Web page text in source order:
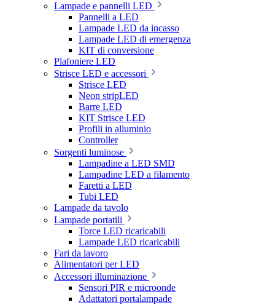
Lampade e pannelli LED
Pannelli a LED
Lampade LED da incasso
Lampade LED di emergenza
KIT di conversione
Plafoniere LED
Strisce LED e accessori
Strisce LED
Neon stripLED
Barre LED
KIT Strisce LED
Profili in alluminio
Controller
Sorgenti luminose
Lampadine a LED SMD
Lampadine LED a filamento
Faretti a LED
Tubi LED
Lampade da tavolo
Lampade portatili
Torce LED ricaricabili
Lampade LED ricaricabili
Fari da lavoro
Alimentatori per LED
Accessori illuminazione
Sensori PIR e microonde
Adattatori portalampade